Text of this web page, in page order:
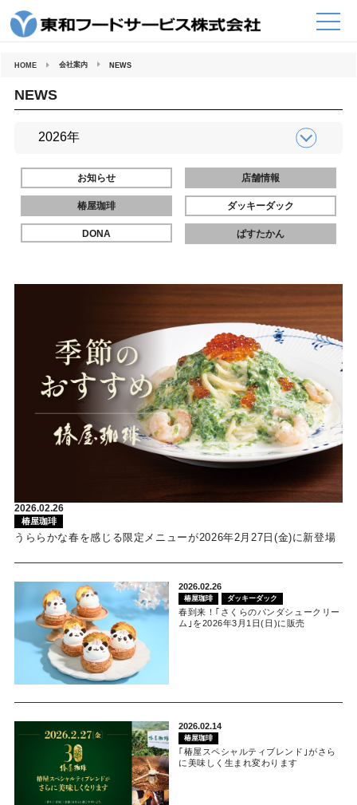
HOME 会社案内 NEWS
NEWS
お知らせ 店舗情報
椿屋珈琲 ダッキーダック
DONA ぱすたかん
2026.02.26
椿屋珈琲
うららかな春を感じる限定メニューが2026年2月27日(金)に新登場
2026.02.26
椿屋珈琲 ダッキーダック
春到来！｢さくらのパンダシュークリー
ム｣を2026年3月1日(日)に販売
2026.02.14
椿屋珈琲
｢椿屋スペシャルティブレンド｣がさら
に美味しく生まれ変わります